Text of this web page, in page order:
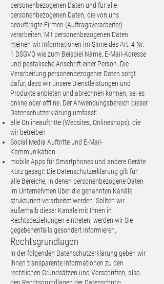
personenbezogenen Daten und für alle
personenbezogenen Daten, die von uns
beauftragte Firmen (Auftragsverarbeiter)
verarbeiten. Mit personenbezogenen Daten
meinen wir Informationen im Sinne des Art. 4 Nr.
1 DSGVO wie zum Beispiel Name, E-Mail-Adresse
und postalische Anschrift einer Person. Die
Verarbeitung personenbezogener Daten sorgt
dafür, dass wir unsere Dienstleistungen und
Produkte anbieten und abrechnen können, sei es
online oder offline. Der Anwendungsbereich dieser
Datenschutzerklärung umfasst:
alle Onlineauftritte (Websites, Onlineshops), die
wir betreiben
Social Media Auftritte und E-Mail-
Kommunikation
mobile Apps für Smartphones und andere Geräte
Kurz gesagt: Die Datenschutzerklärung gilt für
alle Bereiche, in denen personenbezogene Daten
im Unternehmen über die genannten Kanäle
strukturiert verarbeitet werden. Sollten wir
außerhalb dieser Kanäle mit Ihnen in
Rechtsbeziehungen eintreten, werden wir Sie
gegebenenfalls gesondert informieren.
Rechtsgrundlagen
In der folgenden Datenschutzerklärung geben wir
Ihnen transparente Informationen zu den
rechtlichen Grundsätzen und Vorschriften, also